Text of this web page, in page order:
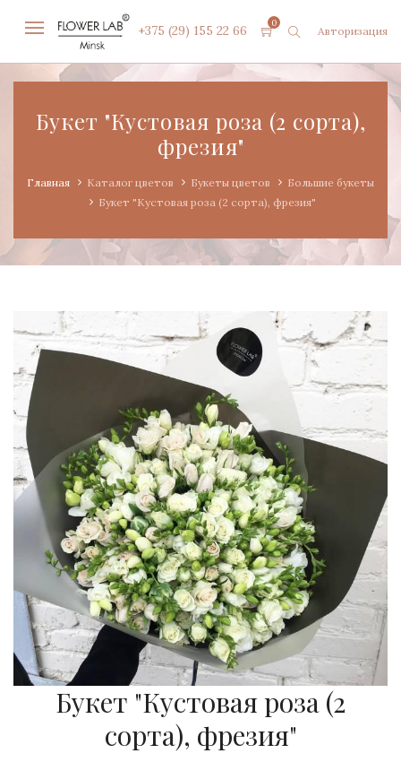
+375 (29) 155 22 66 0
Авторизация
Букет "Кустовая роза (2 сорта),
фрезия"
Главная Каталог цветов Букеты цветов
Большие букеты
Букет "Кустовая роза (2 сорта), фрезия"
Букет "Кустовая роза (2
сорта), фрезия"